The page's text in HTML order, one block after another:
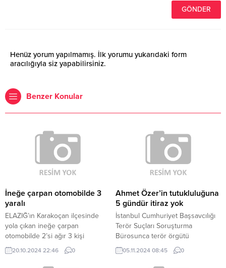
Henüz yorum yapılmamış. İlk yorumu yukarıdaki form
aracılığıyla siz yapabilirsiniz.
Benzer Konular
İneğe çarpan otomobilde 3
yaralı
ELAZIĞ’ın Karakoçan ilçesinde
yola çıkan ineğe çarpan
otomobilde 2’si ağır 3 kişi
yaralandı, inek ise öldü. Kaza,
akşam saatlerinde Karakoçan
ilçesi Yalıntaş köyü yakınlarında
20.10.2024 22:46 0
Ahmet Özer’in tutukluluğuna
5 gündür itiraz yok
İstanbul Cumhuriyet Başsavcılığı
Terör Suçları Soruşturma
Bürosunca terör örgütü
üyeliğinden hakkında soruşturma
yapılan ve ‘PKK/KCK silahlı terör
örgütü üyesi olmak’ suçundan
05.11.2024 08:45 0